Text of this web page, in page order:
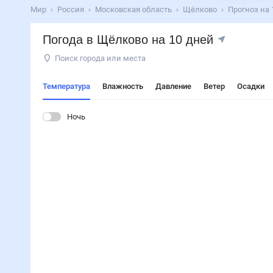
Мир Россия Московская область Щёлково Прогноз на
Погода в Щёлково на 10 дней
Поиск города или места
Температура Влажность Давление Ветер Осадки
Ночь